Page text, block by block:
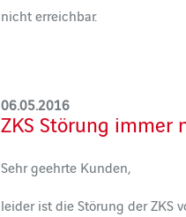
nicht erreichbar.
06.05.2016
ZKS Störung immer
Sehr geehrte Kunden,
leider ist die Störung der ZKS